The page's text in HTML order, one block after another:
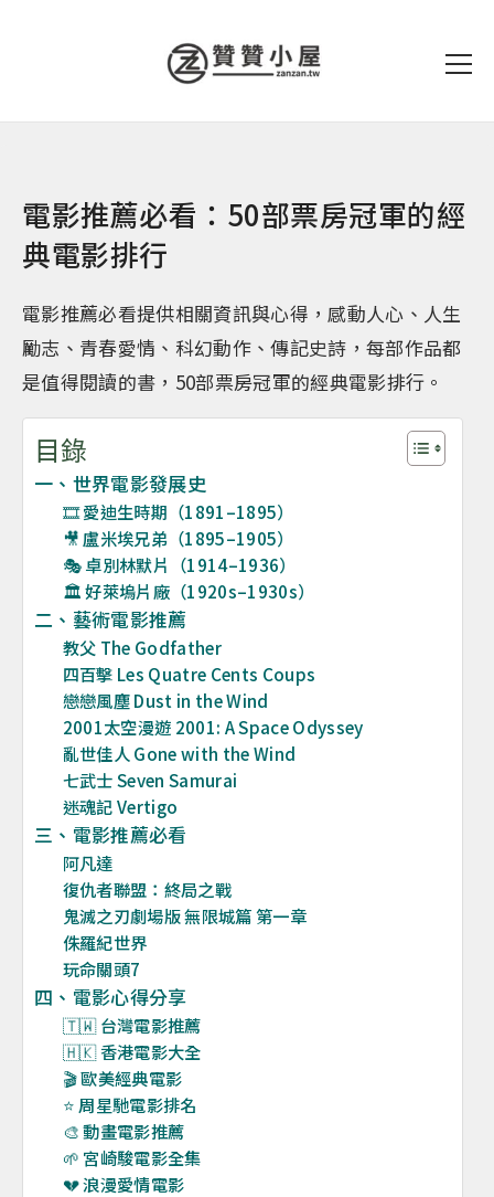
電影推薦必看：50部票房冠軍的經
典電影排行
電影推薦必看提供相關資訊與心得，感動人心、人生
勵志、青春愛情、科幻動作、傳記史詩，每部作品都
是值得閱讀的書，50部票房冠軍的經典電影排行。
目錄
一、世界電影發展史
🎞️ 愛迪生時期（1891–1895）
🎥 盧米埃兄弟（1895–1905）
🎭 卓別林默片（1914–1936）
🏛️ 好萊塢片廠（1920s–1930s）
二、藝術電影推薦
教父 The Godfather
四百擊 Les Quatre Cents Coups
戀戀風塵 Dust in the Wind
2001太空漫遊 2001: A Space Odyssey
亂世佳人 Gone with the Wind
七武士 Seven Samurai
迷魂記 Vertigo
三、電影推薦必看
阿凡達
復仇者聯盟：終局之戰
鬼滅之刃劇場版 無限城篇 第一章
侏羅紀世界
玩命關頭7
四、電影心得分享
🇹🇼 台灣電影推薦
🇭🇰 香港電影大全
🎬 歐美經典電影
⭐ 周星馳電影排名
🎨 動畫電影推薦
🌱 宮崎駿電影全集
💔 浪漫愛情電影